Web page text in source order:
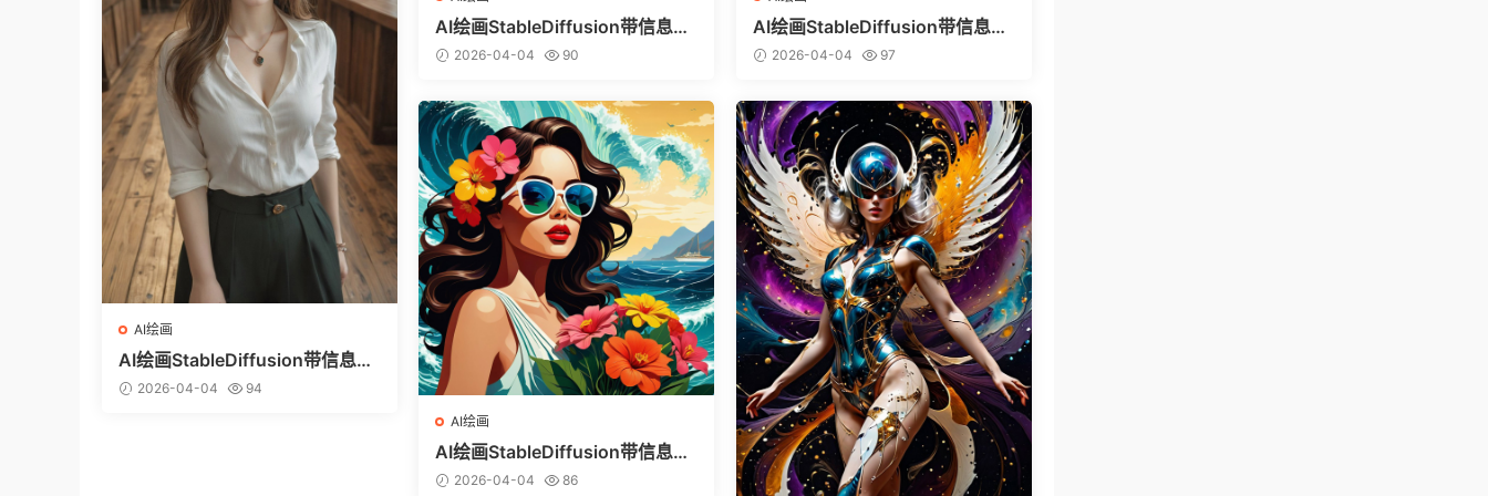
AI绘画StableDiffusion带信息样
图（civitai.com网站精选）-巨鳄
2026-04-04 90
AI绘画StableDiffusion带信息样
图（civitai.com网站精选）-金发
2026-04-04 97
AI绘画
AI绘画StableDiffusion带信息样
图（civitai.com网站精选）-白衬
2026-04-04 94
AI绘画
AI绘画StableDiffusion带信息样
图（civitai.com网站精选）-热带
2026-04-04 86